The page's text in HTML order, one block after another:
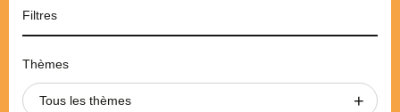
Filtres
Thèmes
Tous les thèmes